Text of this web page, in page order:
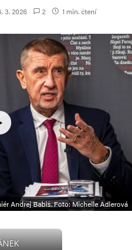
3. 2026 2 1 min. čtení
Andrej Babiš. Foto: Michelle Adlerová